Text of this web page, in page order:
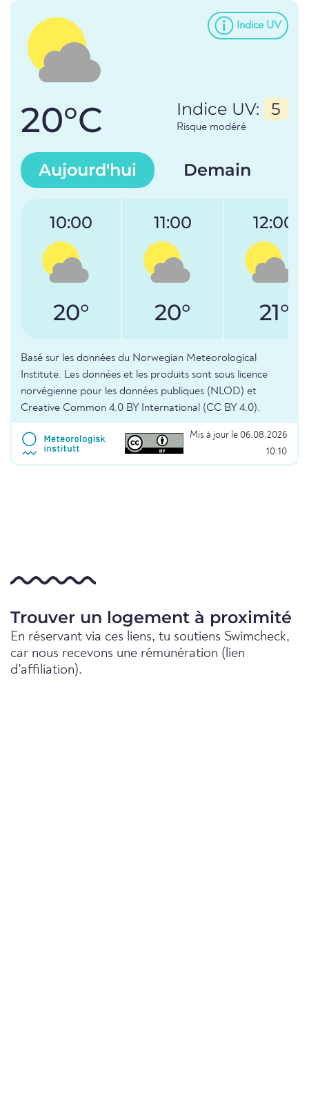
Indice UV
20°C Indice UV: 5
Risque modéré
Aujourd'hui Demain
10:00
20°
11:00
20°
12:00
21°
Basé sur les données du Norwegian Meteorological
Institute. Les données et les produits sont sous licence
norvégienne pour les données publiques (NLOD) et
Creative Common 4.0 BY International (CC BY 4.0).
Mis à jour le 06.08.2026
10:10
Trouver un logement à proximité
En réservant via ces liens, tu soutiens Swimcheck,
car nous recevons une rémunération (lien
d'affiliation).